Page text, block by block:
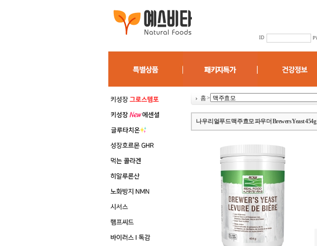
홈>
나우 리얼푸드 맥주효모 파우더 Brewers Yeast 454g